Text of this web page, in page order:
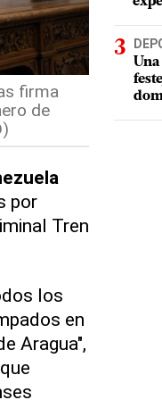
firma
de
)
por
Tren
los
en
Aragua",